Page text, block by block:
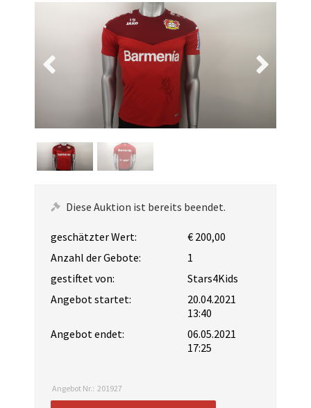
Diese Auktion ist bereits beendet.
geschätzter Wert:
€ 200,00
Anzahl der Gebote:
1
gestiftet von:
Stars4Kids
Angebot startet:
20.04.2021
13:40
Angebot endet:
06.05.2021
17:25
Angebot Nr.: 201927